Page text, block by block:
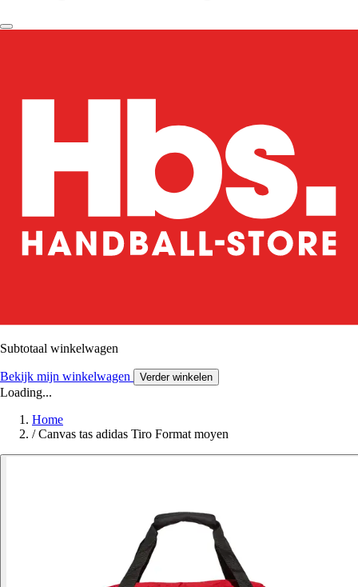
Subtotaal winkelwagen
Bekijk mijn winkelwagen Verder winkelen
Loading...
Home
/ Canvas tas adidas Tiro Format moyen